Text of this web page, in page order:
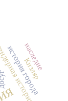
история
история города
Кизляр
досуг
наследие